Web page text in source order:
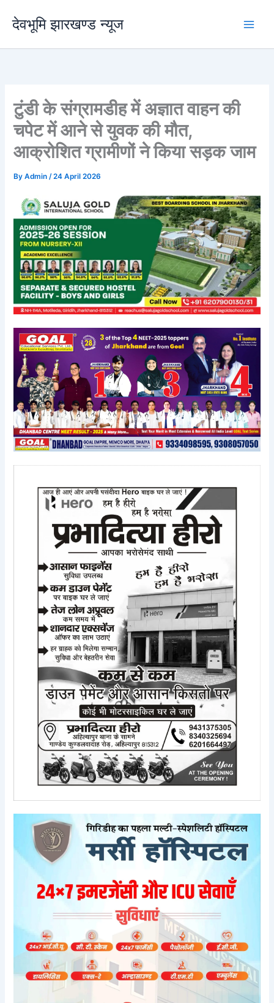
content
देवभूमि झारखण्ड न्यूज
टुंडी के संग्रामडीह में अज्ञात वाहन की
चपेट में आने से युवक की मौत,
आक्रोशित ग्रामीणों ने किया सड़क जाम
ByAdmin/24 April 2026